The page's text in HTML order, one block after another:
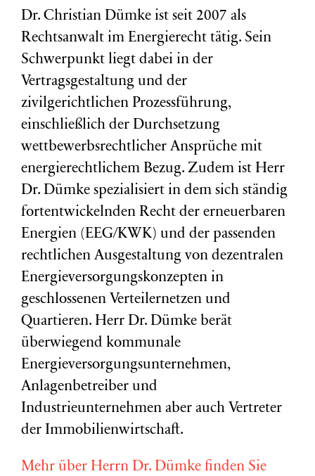
Dr. Christian Dümke ist seit 2007 als
Rechtsanwalt im Energierecht tätig. Sein
Schwerpunkt liegt dabei in der
Vertragsgestaltung und der
zivilgerichtlichen Prozessführung,
einschließlich der Durchsetzung
wettbewerbsrechtlicher Ansprüche mit
energierechtlichem Bezug. Zudem ist Herr
Dr. Dümke spezialisiert in dem sich ständig
fortentwickelnden Recht der erneuerbaren
Energien (EEG/KWK) und der passenden
rechtlichen Ausgestaltung von dezentralen
Energieversorgungskonzepten in
geschlossenen Verteilernetzen und
Quartieren. Herr Dr. Dümke berät
überwiegend kommunale
Energieversorgungsunternehmen,
Anlagenbetreiber und
Industrieunternehmen aber auch Vertreter
der Immobilienwirtschaft.
Mehr über Herrn Dr. Dümke finden Sie